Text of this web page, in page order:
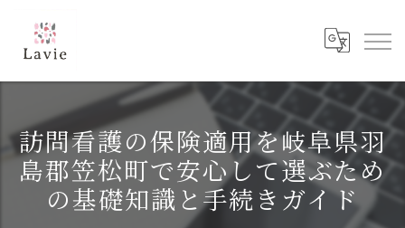
訪問看護の保険適用を岐阜県羽
島郡笠松町で安心して選ぶため
の基礎知識と手続きガイド